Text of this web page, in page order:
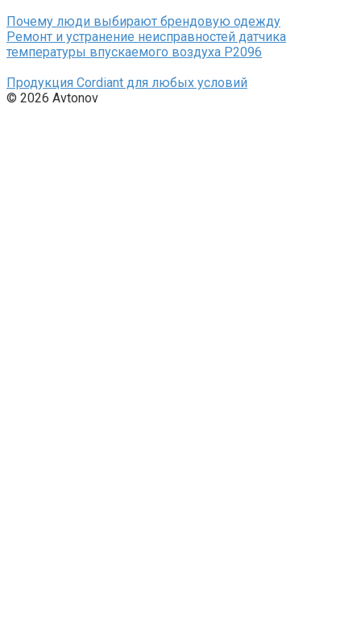
Почему люди выбирают брендовую одежду
Ремонт и устранение неисправностей датчика
температуры впускаемого воздуха P2096
Продукция Cordiant для любых условий
© 2026 Avtonov